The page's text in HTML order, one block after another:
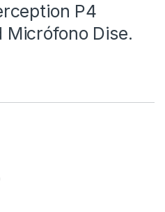
P4
Micrófono Dise.